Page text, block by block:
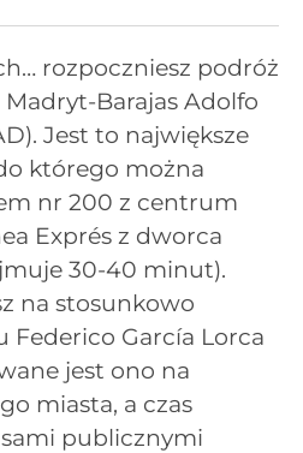
rozpoczniesz podróż
Barajas Adolfo
Jest to największe
którego można
nr 200 z centrum
Exprés z dworca
30-40 minut).
na stosunkowo
Federico García Lorca
jest ono na
miasta, a czas
publicznymi